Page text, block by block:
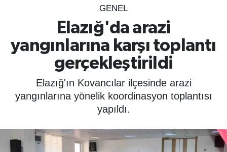
GENEL
Elazığ'da arazi
yangınlarına karşı toplantı
gerçekleştirildi
Elazığ'ın Kovancılar ilçesinde arazi
yangınlarına yönelik koordinasyon toplantısı
yapıldı.
ÇEVRE
YAŞAM
BİLİM - TEKNOLOJİ
KÜLTÜR SANAT